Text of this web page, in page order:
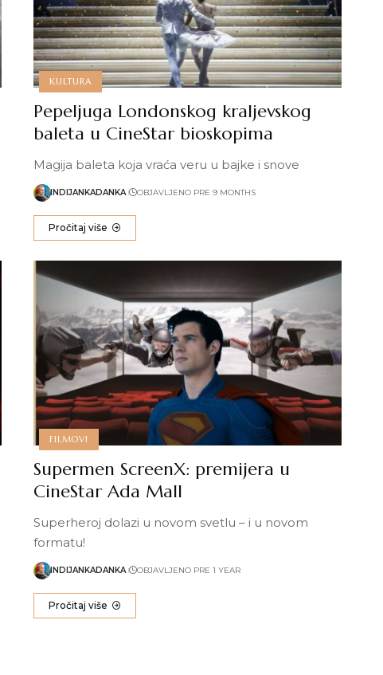
KULTURA
Pepeljuga Londonskog kraljevskog
baleta u CineStar bioskopima
Magija baleta koja vraća veru u bajke i snove
INDIJANKADANKA OBJAVLJENO PRE 9 MONTHS
Pročitaj više
FILMOVI
Supermen ScreenX: premijera u
CineStar Ada Mall
Superheroj dolazi u novom svetlu – i u novom
formatu!
INDIJANKADANKA OBJAVLJENO PRE 1 YEAR
Pročitaj više